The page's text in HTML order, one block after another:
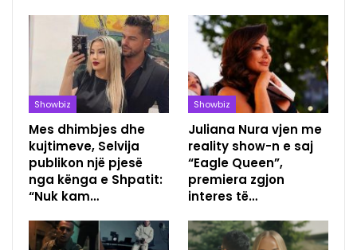
Showbiz
Mes dhimbjes dhe
kujtimeve, Selvija
publikon një pjesë
nga kënga e Shpatit:
“Nuk kam…
Showbiz
Juliana Nura vjen me
reality show-n e saj
“Eagle Queen”,
premiera zgjon
interes të…